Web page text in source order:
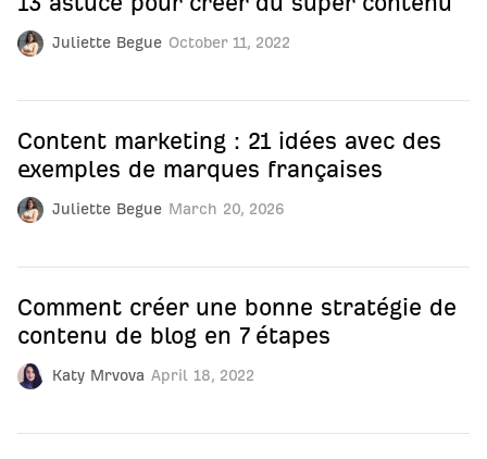
Juliette Begue October 11, 2022
Juliette Begue March 20, 2026
Content marketing : 21 idées avec des
exemples de marques françaises
Katy Mrvova April 18, 2022
Comment créer une bonne stratégie de
contenu de blog en 7 étapes